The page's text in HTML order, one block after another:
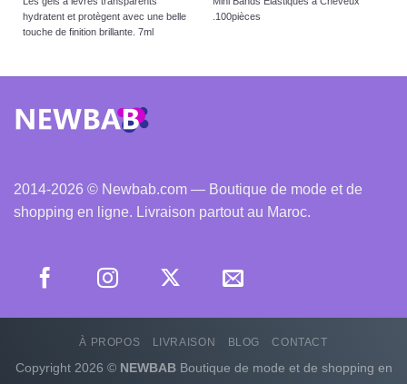
hydratent et protègent avec une belle
touche de finition brillante. 7ml
.100pièces
2014-2026 © Newbab.com — Boutique de mode et de
shopping en ligne. Livraison partout au Maroc.
À PROPOS LIVRAISON BLOG CONTACT
Copyright 2026 © NEWBABBoutique de mode et de shopping en